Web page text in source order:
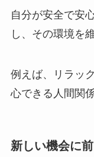
自分が安全で安
し、その環境を
例えば、リラッ
心できる人間関
新しい機会に